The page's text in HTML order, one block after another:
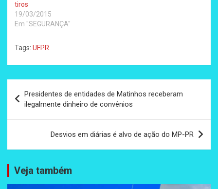
tiros
19/03/2015
Em "SEGURANÇA"
Tags: UFPR
de
Post
Presidentes de entidades de Matinhos receberam
ilegalmente dinheiro de convênios
Desvios em diárias é alvo de ação do MP-PR
Veja também